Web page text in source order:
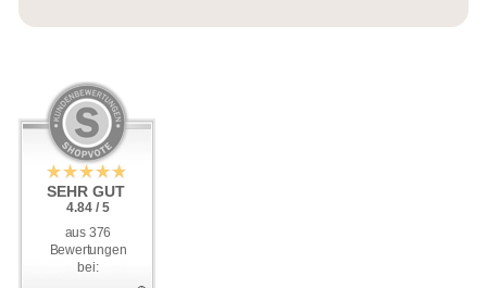
SEHR GUT
4.84 / 5
aus 376
Bewertungen
bei:
SEHR GUT
4.84 / 5
aus 376
Bewertungen
bei: